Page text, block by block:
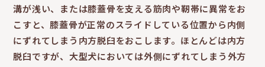
溝が浅い、または膝蓋骨を支える筋肉や靭帯に異常をお
こすと、膝蓋骨が正常のスライドしている位置から内側
にずれてしまう内方脱臼をおこします。ほとんどは内方
脱臼ですが、大型犬においては外側にずれてしまう外方